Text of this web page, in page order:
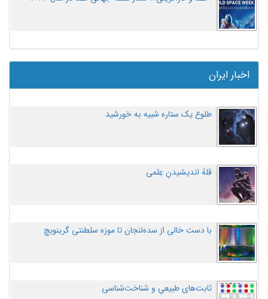
اخبار ایران
طلوع یک ستاره شبیه به خورشید
قلهُ اندیشیدنِ عِلمی
با دست خالی از سده‌لنجان تا موزه سلطنتی گرینویچ
ثابت‌های طبیعیِ و شناخت‌شناسی